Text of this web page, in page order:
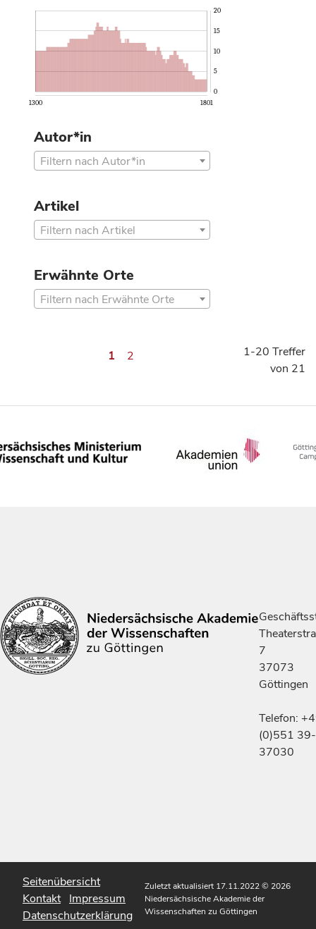
1300 1801
0
5
20
10
15
Autor*in
Filtern nach Autor*in
Artikel
Filtern nach Artikel
Erwähnte Orte
Filtern nach Erwähnte Orte
1 2
1-20 Treffer
von 21
7
37073
Göttingen
Telefon:
(0)551 39-
37030
Seitenübersicht
Kontakt Impressum
Datenschutzerklärung
Zuletzt aktualisiert 17.11.2022© 2026
Niedersächsische Akademie der
Wissenschaften zu Göttingen